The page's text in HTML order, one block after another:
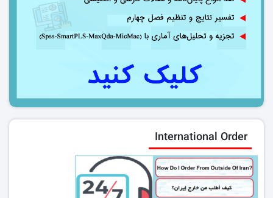
International Order